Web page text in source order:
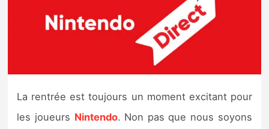
Nintendo Direct
Tests de jeux
Tests d’accessoires
La rentrée est toujours un moment excitant pour
les joueurs Nintendo. Non pas que nous soyons